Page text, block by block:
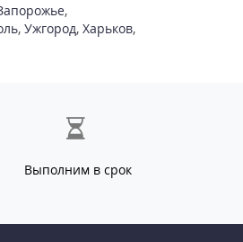
,
, Ужгород, Харьков,
Выполним в срок